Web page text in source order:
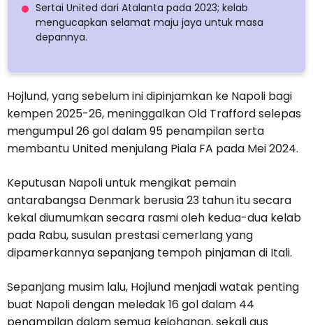
Sertai United dari Atalanta pada 2023; kelab
mengucapkan selamat maju jaya untuk masa
depannya.
Hojlund, yang sebelum ini dipinjamkan ke Napoli bagi
kempen 2025-26, meninggalkan Old Trafford selepas
mengumpul 26 gol dalam 95 penampilan serta
membantu United menjulang Piala FA pada Mei 2024.
Keputusan Napoli untuk mengikat pemain
antarabangsa Denmark berusia 23 tahun itu secara
kekal diumumkan secara rasmi oleh kedua-dua kelab
pada Rabu, susulan prestasi cemerlang yang
dipamerkannya sepanjang tempoh pinjaman di Itali.
Sepanjang musim lalu, Hojlund menjadi watak penting
buat Napoli dengan meledak 16 gol dalam 44